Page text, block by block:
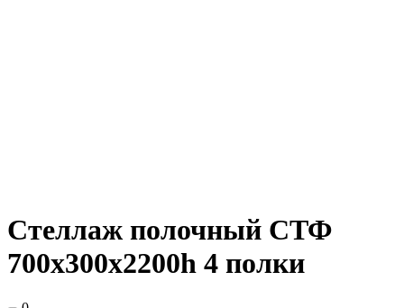
Стеллаж полочный СТФ
700х300x2200h 4 полки